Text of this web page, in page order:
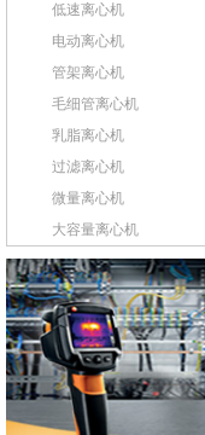
低速离心机
电动离心机
管架离心机
毛细管离心机
乳脂离心机
过滤离心机
微量离心机
大容量离心机